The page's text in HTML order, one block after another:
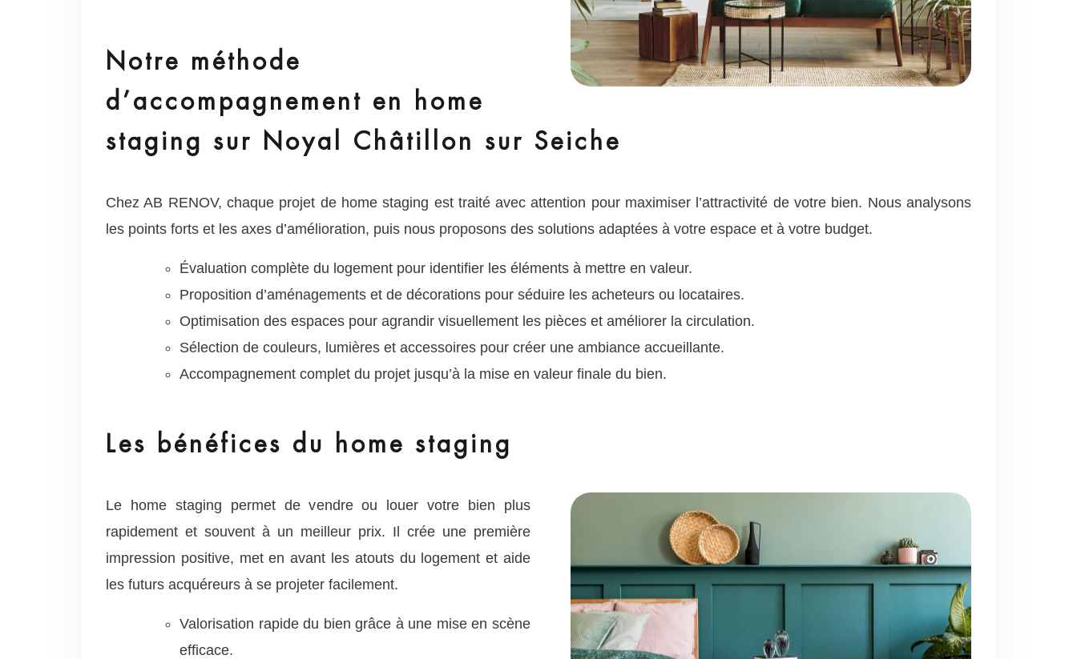
Notre méthode
d’accompagnement en home
staging sur Noyal Châtillon sur Seiche
Chez AB RENOV, chaque projet de home staging est traité avec attention pour maximiser l’attractivité de votre bien. Nous analysons
les points forts et les axes d’amélioration, puis nous proposons des solutions adaptées à votre espace et à votre budget.
Évaluation complète du logement pour identifier les éléments à mettre en valeur.
Proposition d’aménagements et de décorations pour séduire les acheteurs ou locataires.
Optimisation des espaces pour agrandir visuellement les pièces et améliorer la circulation.
Sélection de couleurs, lumières et accessoires pour créer une ambiance accueillante.
Accompagnement complet du projet jusqu’à la mise en valeur finale du bien.
Les bénéfices du home staging
Le home staging permet de vendre ou louer votre bien plus
rapidement et souvent à un meilleur prix. Il crée une première
impression positive, met en avant les atouts du logement et aide
les futurs acquéreurs à se projeter facilement.
Valorisation rapide du bien grâce à une mise en scène
efficace.